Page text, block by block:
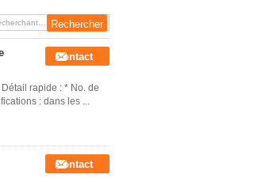
Contact
rapide : * No. de
: dans les ...
Contact